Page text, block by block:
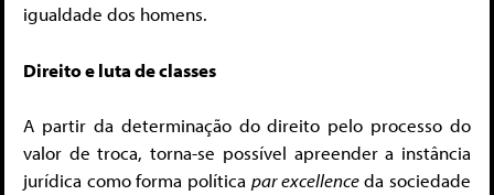
igualdade dos homens.
Direito e luta de classes
A partir da determinação do direito pelo processo do
valor de troca, torna-se possível apreender a instância
jurídica como forma política par excellenceda sociedade